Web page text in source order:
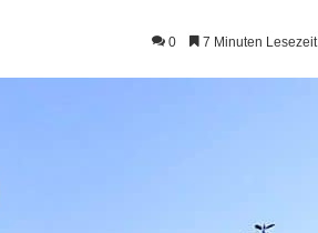
0 7 Minuten Lesezeit